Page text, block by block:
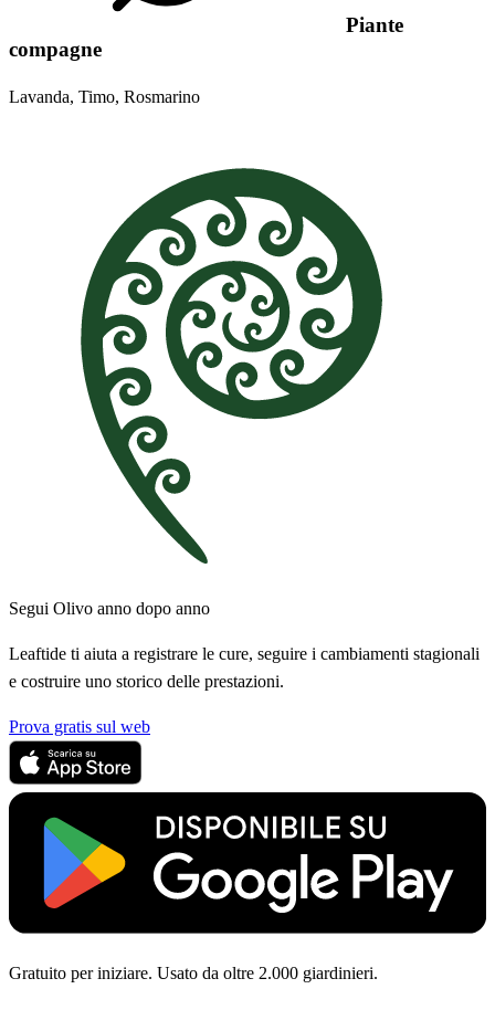
Piante
compagne
Lavanda, Timo, Rosmarino
Segui Olivo anno dopo anno
Leaftide ti aiuta a registrare le cure, seguire i cambiamenti stagionali
e costruire uno storico delle prestazioni.
Prova gratis sul web
Gratuito per iniziare. Usato da oltre 2.000 giardinieri.